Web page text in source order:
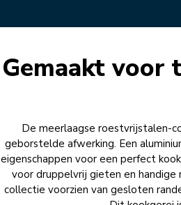
Gemaakt voor
De meerlaagse roestvrijstalen-
geborstelde afwerking. Een
eigenschappen voor een perfect
voor druppelvrij gieten en handige
collectie voorzien van gesloten